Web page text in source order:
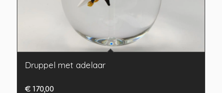
Druppel met adelaar
€170,00